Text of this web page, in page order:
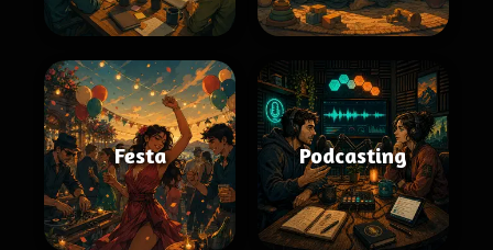
Festa Podcasting